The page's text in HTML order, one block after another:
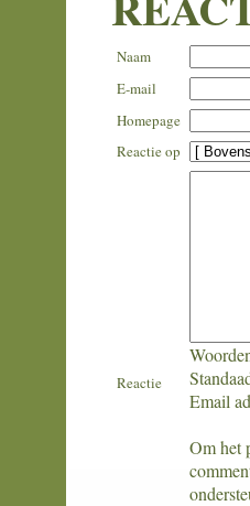
Naam
E-mail
Homepage
Reactie op
Reactie
Email
Om het